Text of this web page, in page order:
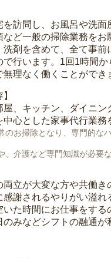
を訪問し、お風呂や洗面
ど一般の掃除業務をお
洗剤を含めて、全て事前
行います。1回1時間か
理なく働くことができ
屋、キッチン、ダイニン
中心とした家事代行業務
のお掃除となり、専門的な
、介護など専門知識が必要
両立が大変な方や共働き
謝されるやりがい溢れ
いた時間にお仕事をする
みなどシフトの融通が